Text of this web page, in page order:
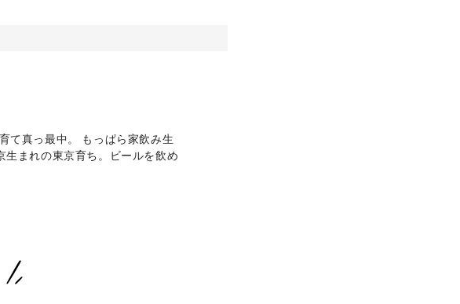
て真っ最中。 もっぱら家飲み生
まれの東京育ち。ビールを飲め